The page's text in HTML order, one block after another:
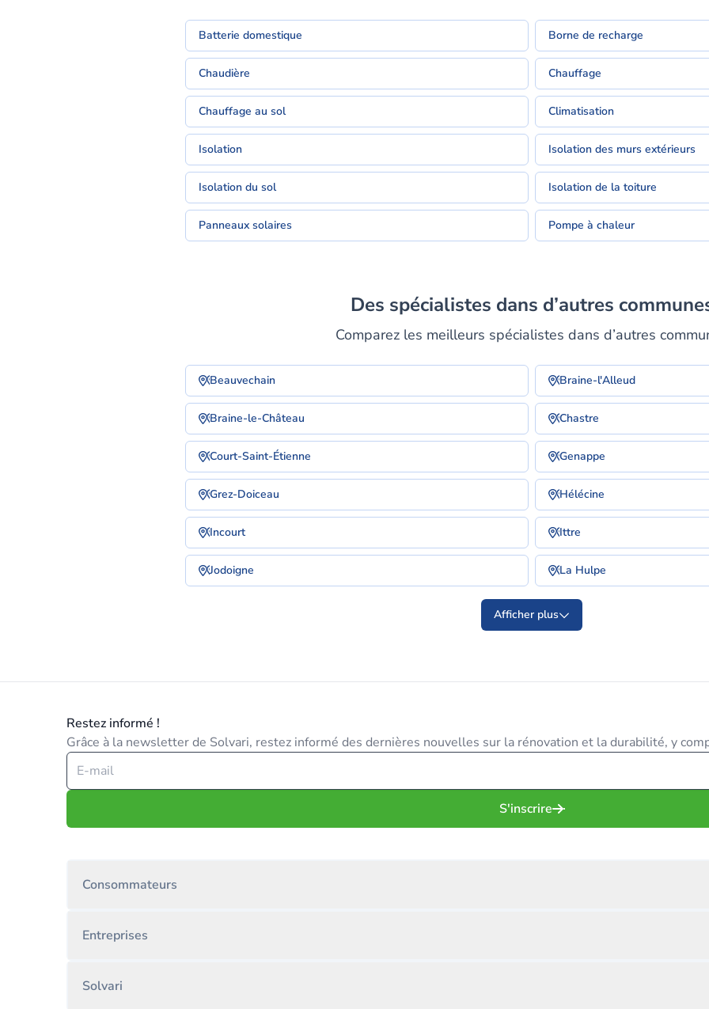
Batterie domestique Borne de recharge
Chaudière Chauffage
Chauffage au sol Climatisation
Isolation Isolation des murs extérieurs
Isolation du sol Isolation de la toiture
Panneaux solaires Pompe à chaleur
Des spécialistes dans d’autres
Comparez les meilleurs spécialistes dans d’autres
Beauvechain Braine-l'Alleud
Braine-le-Château Chastre
Court-Saint-Étienne Genappe
Grez-Doiceau Hélécine
Incourt Ittre
Jodoigne La Hulpe
Afficher plus
Restez informé !
Grâce à la newsletter de Solvari, restez informé des dernières nouvelles sur la rénovation et la durabilité, y
S'inscrire
Consommateurs
Entreprises
Solvari